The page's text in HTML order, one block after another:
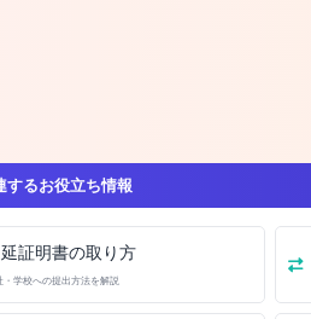
するお役立ち情報
証明書の取り方
・学校への提出方法を解説